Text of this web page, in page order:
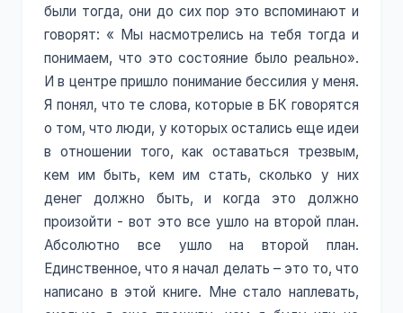
были тогда, они до сих пор это вспоминают и
говорят: « Мы насмотрелись на тебя тогда и
понимаем, что это состояние было реально».
И в центре пришло понимание бессилия у меня.
Я понял, что те слова, которые в БК говорятся
о том, что люди, у которых остались еще идеи
в отношении того, как оставаться трезвым,
кем им быть, кем им стать, сколько у них
денег должно быть, и когда это должно
произойти - вот это все ушло на второй план.
Абсолютно все ушло на второй план.
Единственное, что я начал делать – это то, что
написано в этой книге. Мне стало наплевать,